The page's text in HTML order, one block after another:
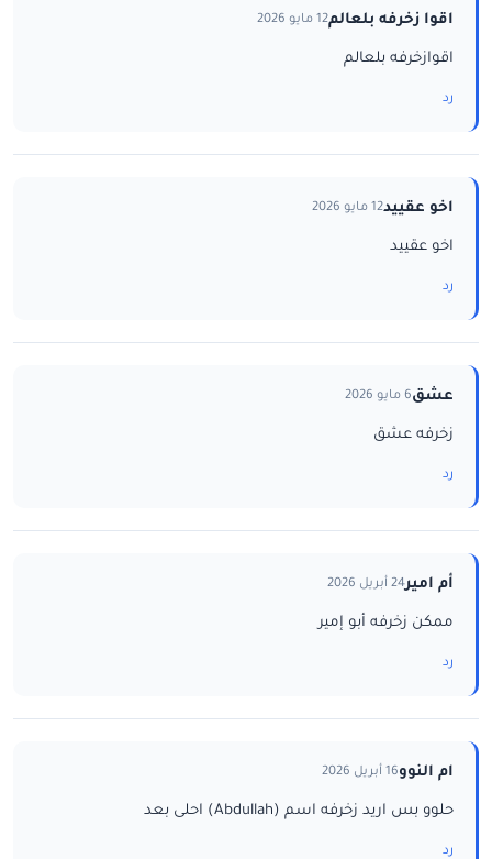
اقوا زخرفه بلعالم12 مايو 2026
اقوازخرفه بلعالم
رد
اخو عقييد12 مايو 2026
اخو عقييد
رد
عشق6 مايو 2026
زخرفه عشق
رد
أم امير24 أبريل 2026
ممكن زخرفه أبو إمير
رد
ام النوو16 أبريل 2026
حلوو بس اريد زخرفه اسم (Abdullah) احلى بعد
رد